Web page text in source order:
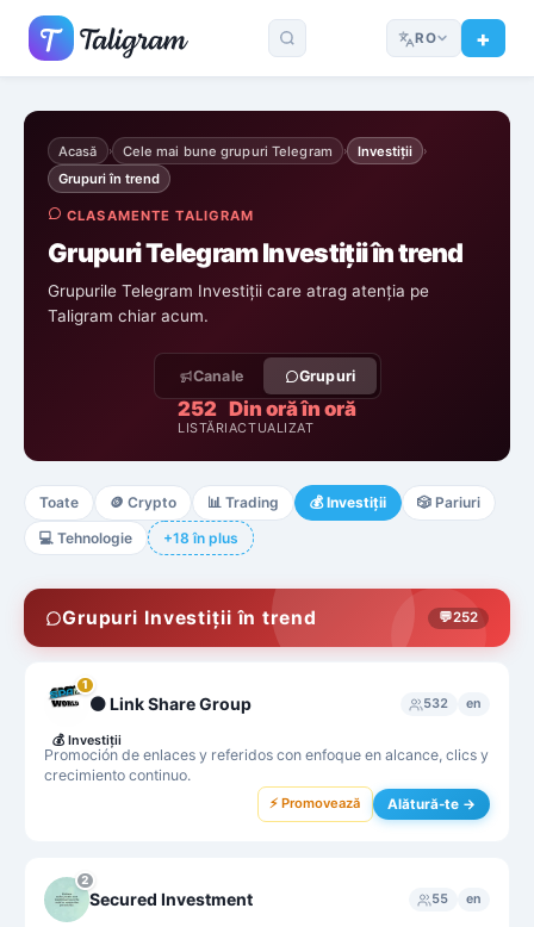
RO
Acasă › Cele mai bune grupuri Telegram › Investiții ›
Grupuri în trend
CLASAMENTE TALIGRAM
Grupuri Telegram Investiții în trend
Grupurile Telegram Investiții care atrag atenția pe
Taligram chiar acum.
Canale Grupuri
252
LISTĂRI
Din oră în oră
ACTUALIZAT
Toate 🪙 Crypto 📊 Trading 💰 Investiții 🎲 Pariuri
💻 Tehnologie +18 în plus
Grupuri Investiții în trend 💬252
1
⚫ Link Share Group 532 en
Promoción de enlaces y referidos con enfoque en alcance, clics y
crecimiento continuo.
💰 Investiții
⚡ Promovează Alătură-te →
2
Secured Investment 55 en